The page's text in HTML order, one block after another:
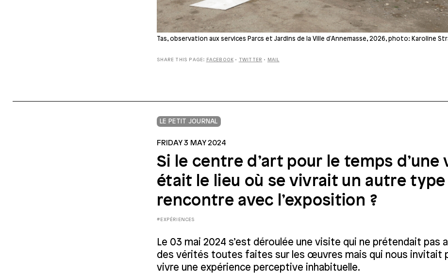
Tas, observation aux services Parcs et Jardins de la Ville d'Annemasse, 2026, photo: Karoline
SHARE THIS PAGE: FACEBOOK • TWITTER • MAIL
LE PETIT JOURNAL
FRIDAY 3 MAY 2024
Si le centre d’art pour le temps d’une
était le lieu où se vivrait un autre type
rencontre avec l’exposition ?
#EXPÉRIENCES
Le 03 mai 2024 s’est déroulée une visite qui ne prétendait pas
des vérités toutes faites sur les œuvres mais qui nous invitait
vivre une expérience perceptive inhabituelle.